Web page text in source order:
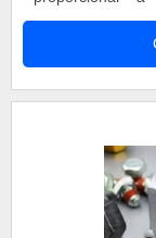
diversos
branca; M4;
possibilidade